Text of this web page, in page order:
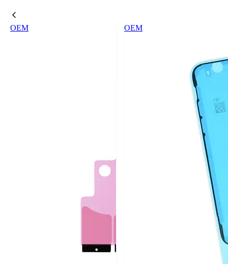
OEM OEM